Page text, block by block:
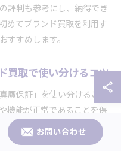
評判も参考にし、納得でき
めてブランド買取を利用す
すすめします。
買取で使い分けるコツ
贋保証」を使い分けること
機能が正常であることを保
明します。両者の違いを理
高い査定額やトラブル回避
お問い合わせ